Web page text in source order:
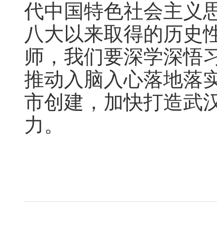
代中国特色社会主义
八大以来取得的历史
师，我们要深学深悟
推动入脑入心落地落
市创建，加快打造武
力。